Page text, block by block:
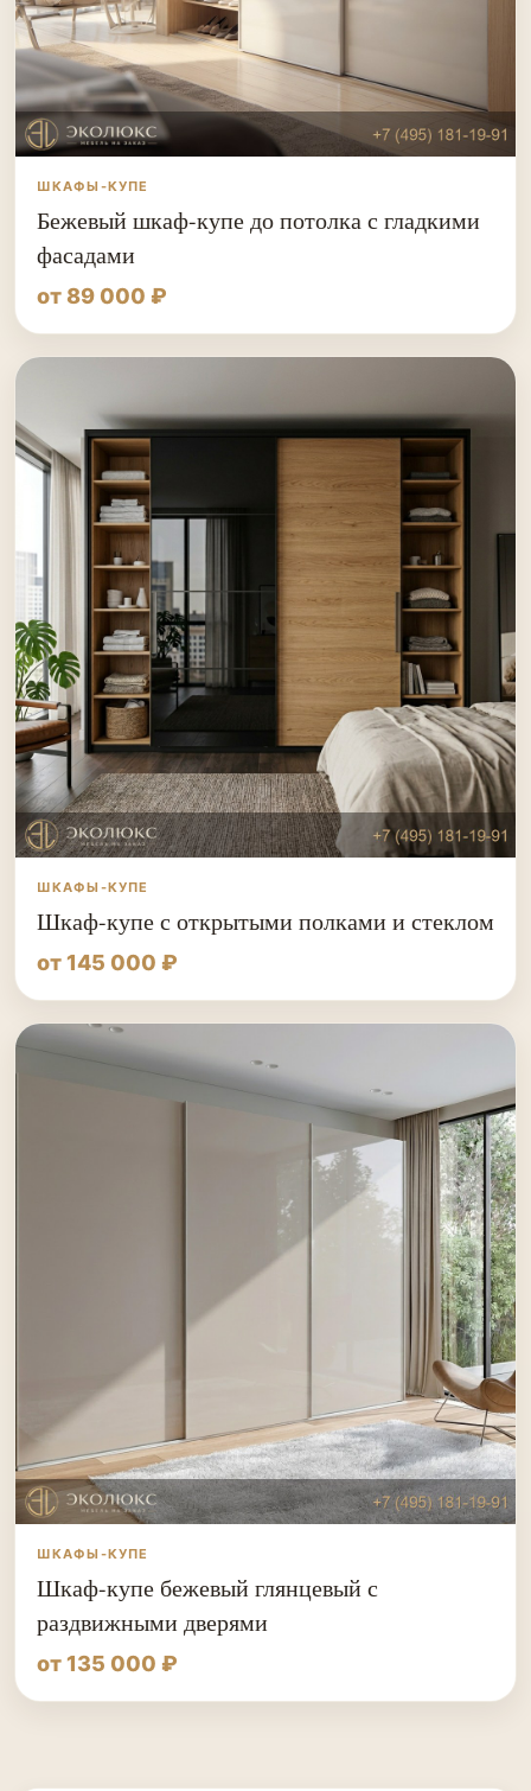
ШКАФЫ-КУПЕ
Бежевый шкаф-купе до потолка с гладкими
фасадами
от 89 000 ₽
ШКАФЫ-КУПЕ
Шкаф-купе с открытыми полками и стеклом
от 145 000 ₽
ШКАФЫ-КУПЕ
Шкаф-купе бежевый глянцевый с
раздвижными дверями
от 135 000 ₽